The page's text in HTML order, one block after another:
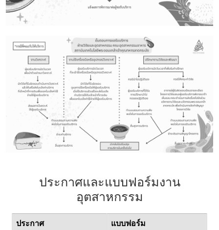
ประกาศและแบบฟอร์มงาน
อุตสาหกรรม
ประกาศ
แบบฟอร์ม